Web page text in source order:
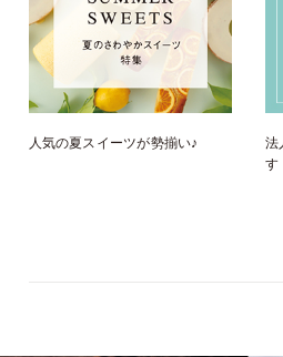
人気の夏スイーツが勢揃い♪
法
す